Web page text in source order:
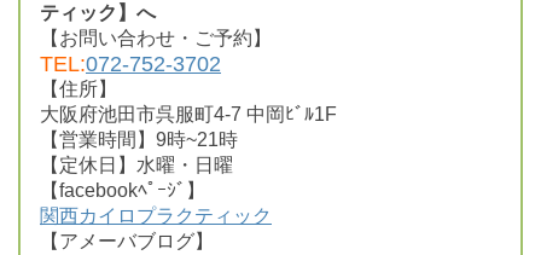
ティック】へ
【お問い合わせ・ご予約】
TEL:072-752-3702
【住所】
大阪府池田市呉服町4-7 中岡ﾋﾞﾙ1F
【営業時間】9時~21時
【定休日】水曜・日曜
【facebookﾍﾟｰｼﾞ】
関西カイロプラクティック
【アメーバブログ】